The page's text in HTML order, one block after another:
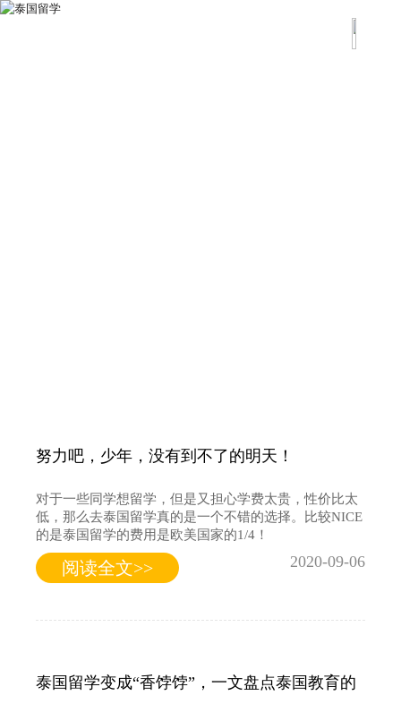
努力吧，少年，没有到不了的明天！
对于一些同学想留学，但是又担心学费太贵，性价比太
低，那么去泰国留学真的是一个不错的选择。比较NICE
的是泰国留学的费用是欧美国家的1/4！
阅读全文>> 2020-09-06
泰国留学变成“香饽饽”，一文盘点泰国教育的